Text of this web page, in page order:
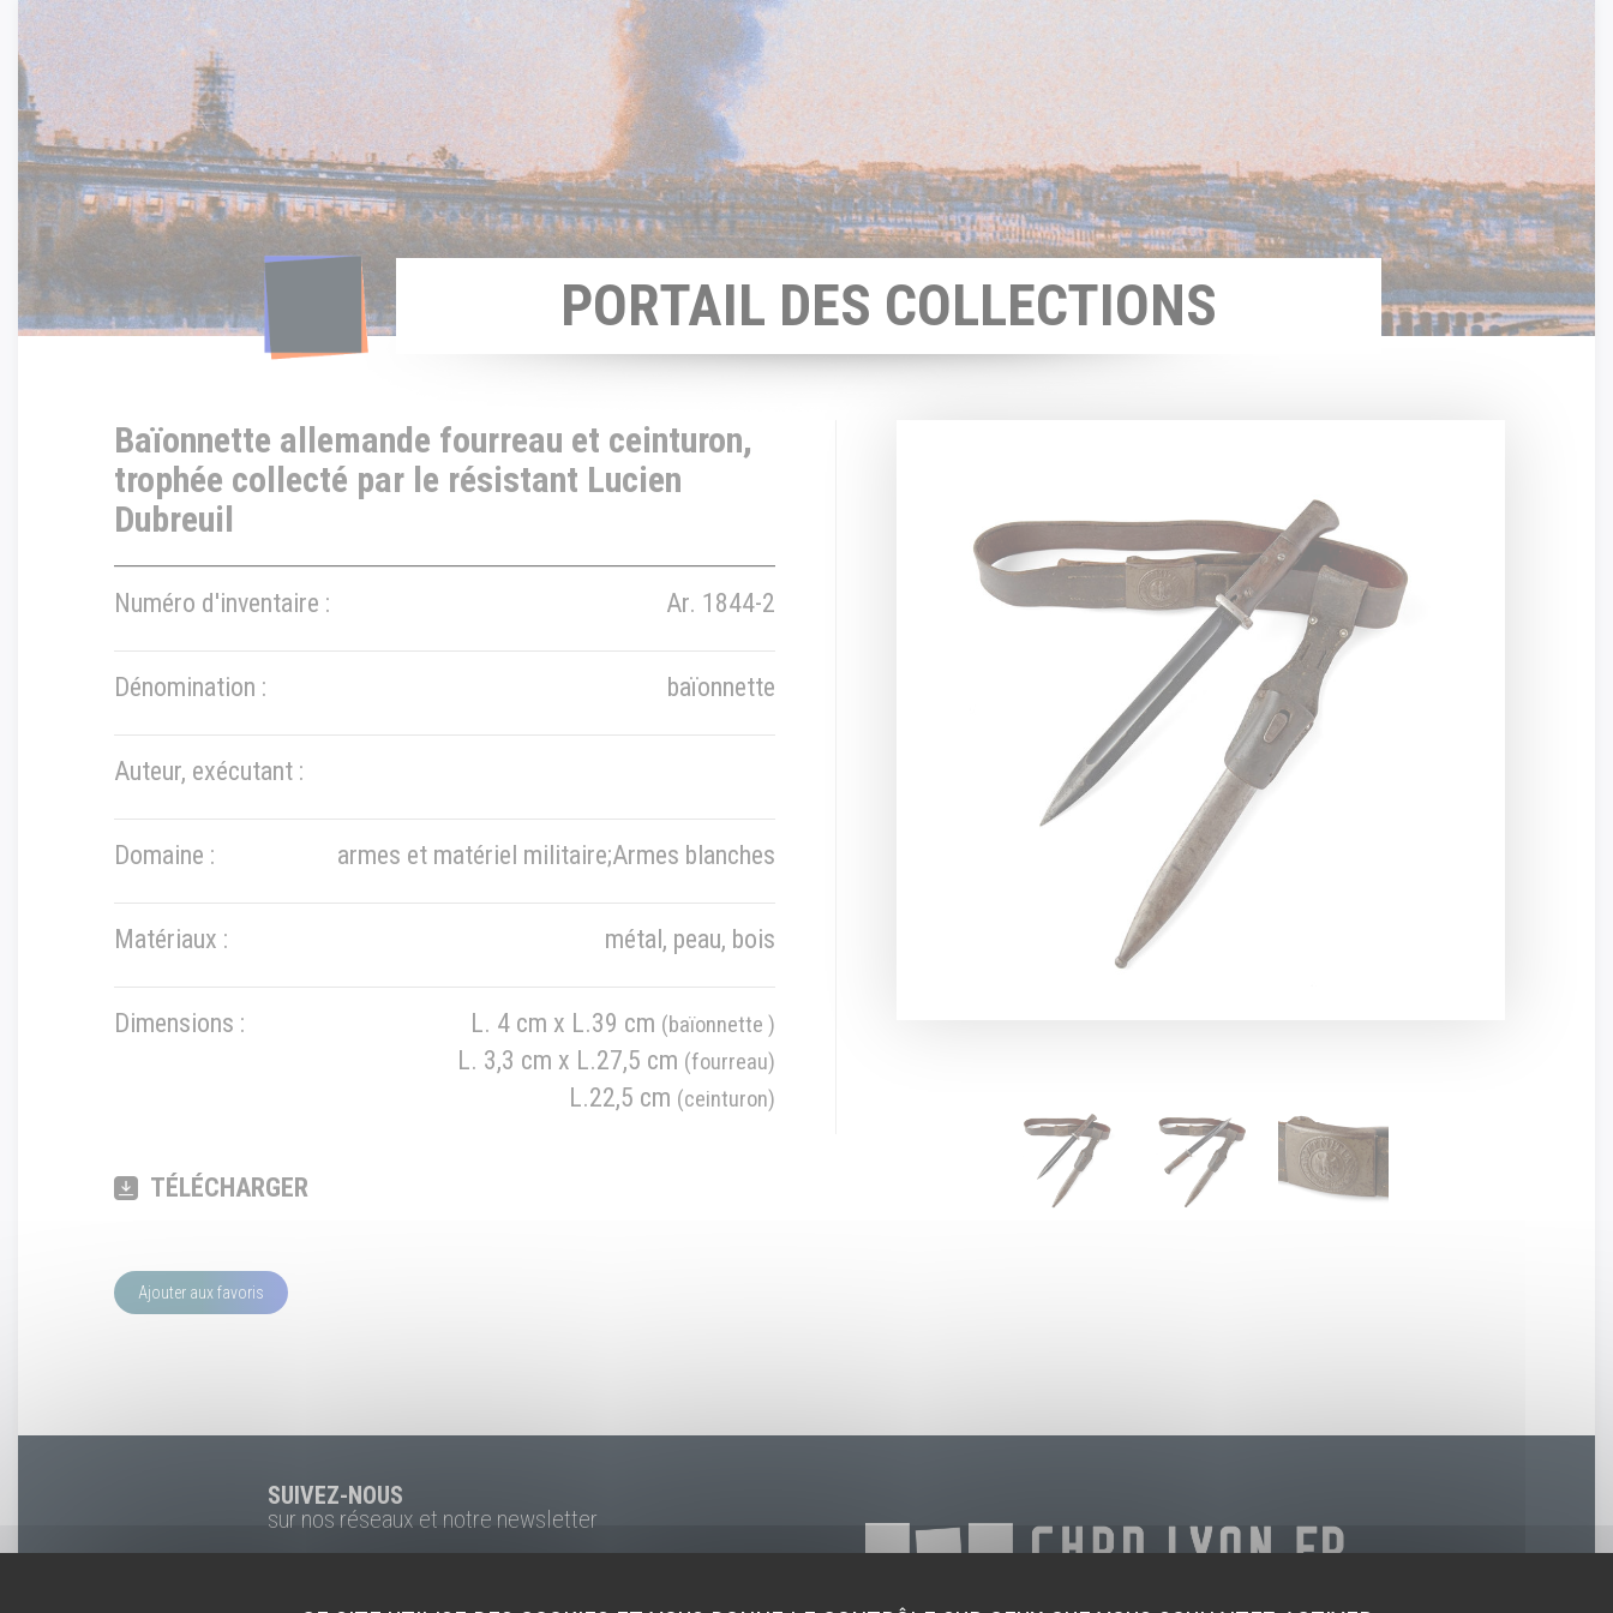
Panneau de gestion des cookies
PORTAIL DES COLLECTIONS
Baïonnette allemande fourreau et ceinturon,
trophée collecté par le résistant Lucien
Dubreuil
Numéro d'inventaire : Ar. 1844-2
Dénomination : baïonnette
Auteur, exécutant :
Domaine : armes et matériel militaire;Armes blanches
Matériaux : métal, peau, bois
Dimensions : L. 4 cm x L.39 cm (baïonnette )
L. 3,3 cm x L.27,5 cm (fourreau)
L.22,5 cm (ceinturon)
TÉLÉCHARGER
Ajouter aux favoris
SUIVEZ-NOUS
sur nos réseaux et notre newsletter